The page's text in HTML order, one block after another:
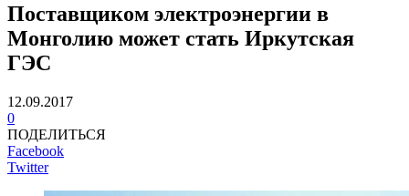
Поставщиком электроэнергии в
Монголию может стать Иркутская
ГЭС
12.09.2017
0
ПОДЕЛИТЬСЯ
Facebook
Twitter